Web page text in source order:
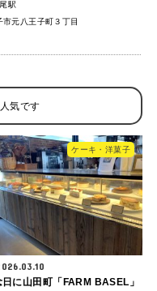
駅
市元八王子町３丁目
ケーキ・洋菓子
日に山田町「FARM BASEL」